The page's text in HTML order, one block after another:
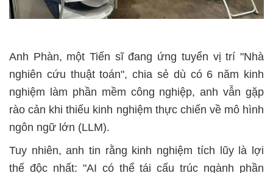
Anh Phàn, một Tiến sĩ đang ứng tuyển vị trí "Nhà
nghiên cứu thuật toán", chia sẻ dù có 6 năm kinh
nghiệm làm phần mềm công nghiệp, anh vẫn gặp
rào cản khi thiếu kinh nghiệm thực chiến về mô hình
ngôn ngữ lớn (LLM).
Tuy nhiên, anh tin rằng kinh nghiệm tích lũy là lợi
thế độc nhất: "AI có thể tái cấu trúc ngành phần